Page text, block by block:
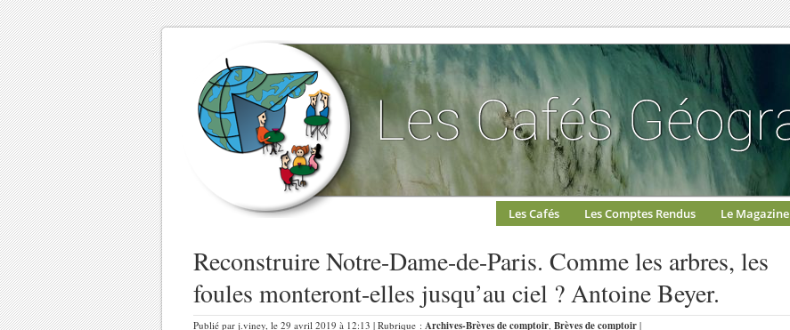
Les Cafés Les Comptes Rendus Le Magazine
Reconstruire Notre-Dame-de-Paris. Comme les arbres, les
foules monteront-elles jusqu’au ciel ? Antoine Beyer.
Publié par j.viney, le 29 avril 2019 à 12:13 | Rubrique : Archives-Brèves de comptoir, Brèves de comptoir |